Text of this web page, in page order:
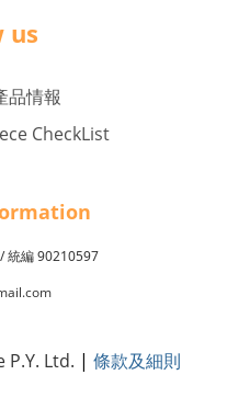
us
品情報
CheckList
rmation
統編90210597
Ltd. | 條款及細則